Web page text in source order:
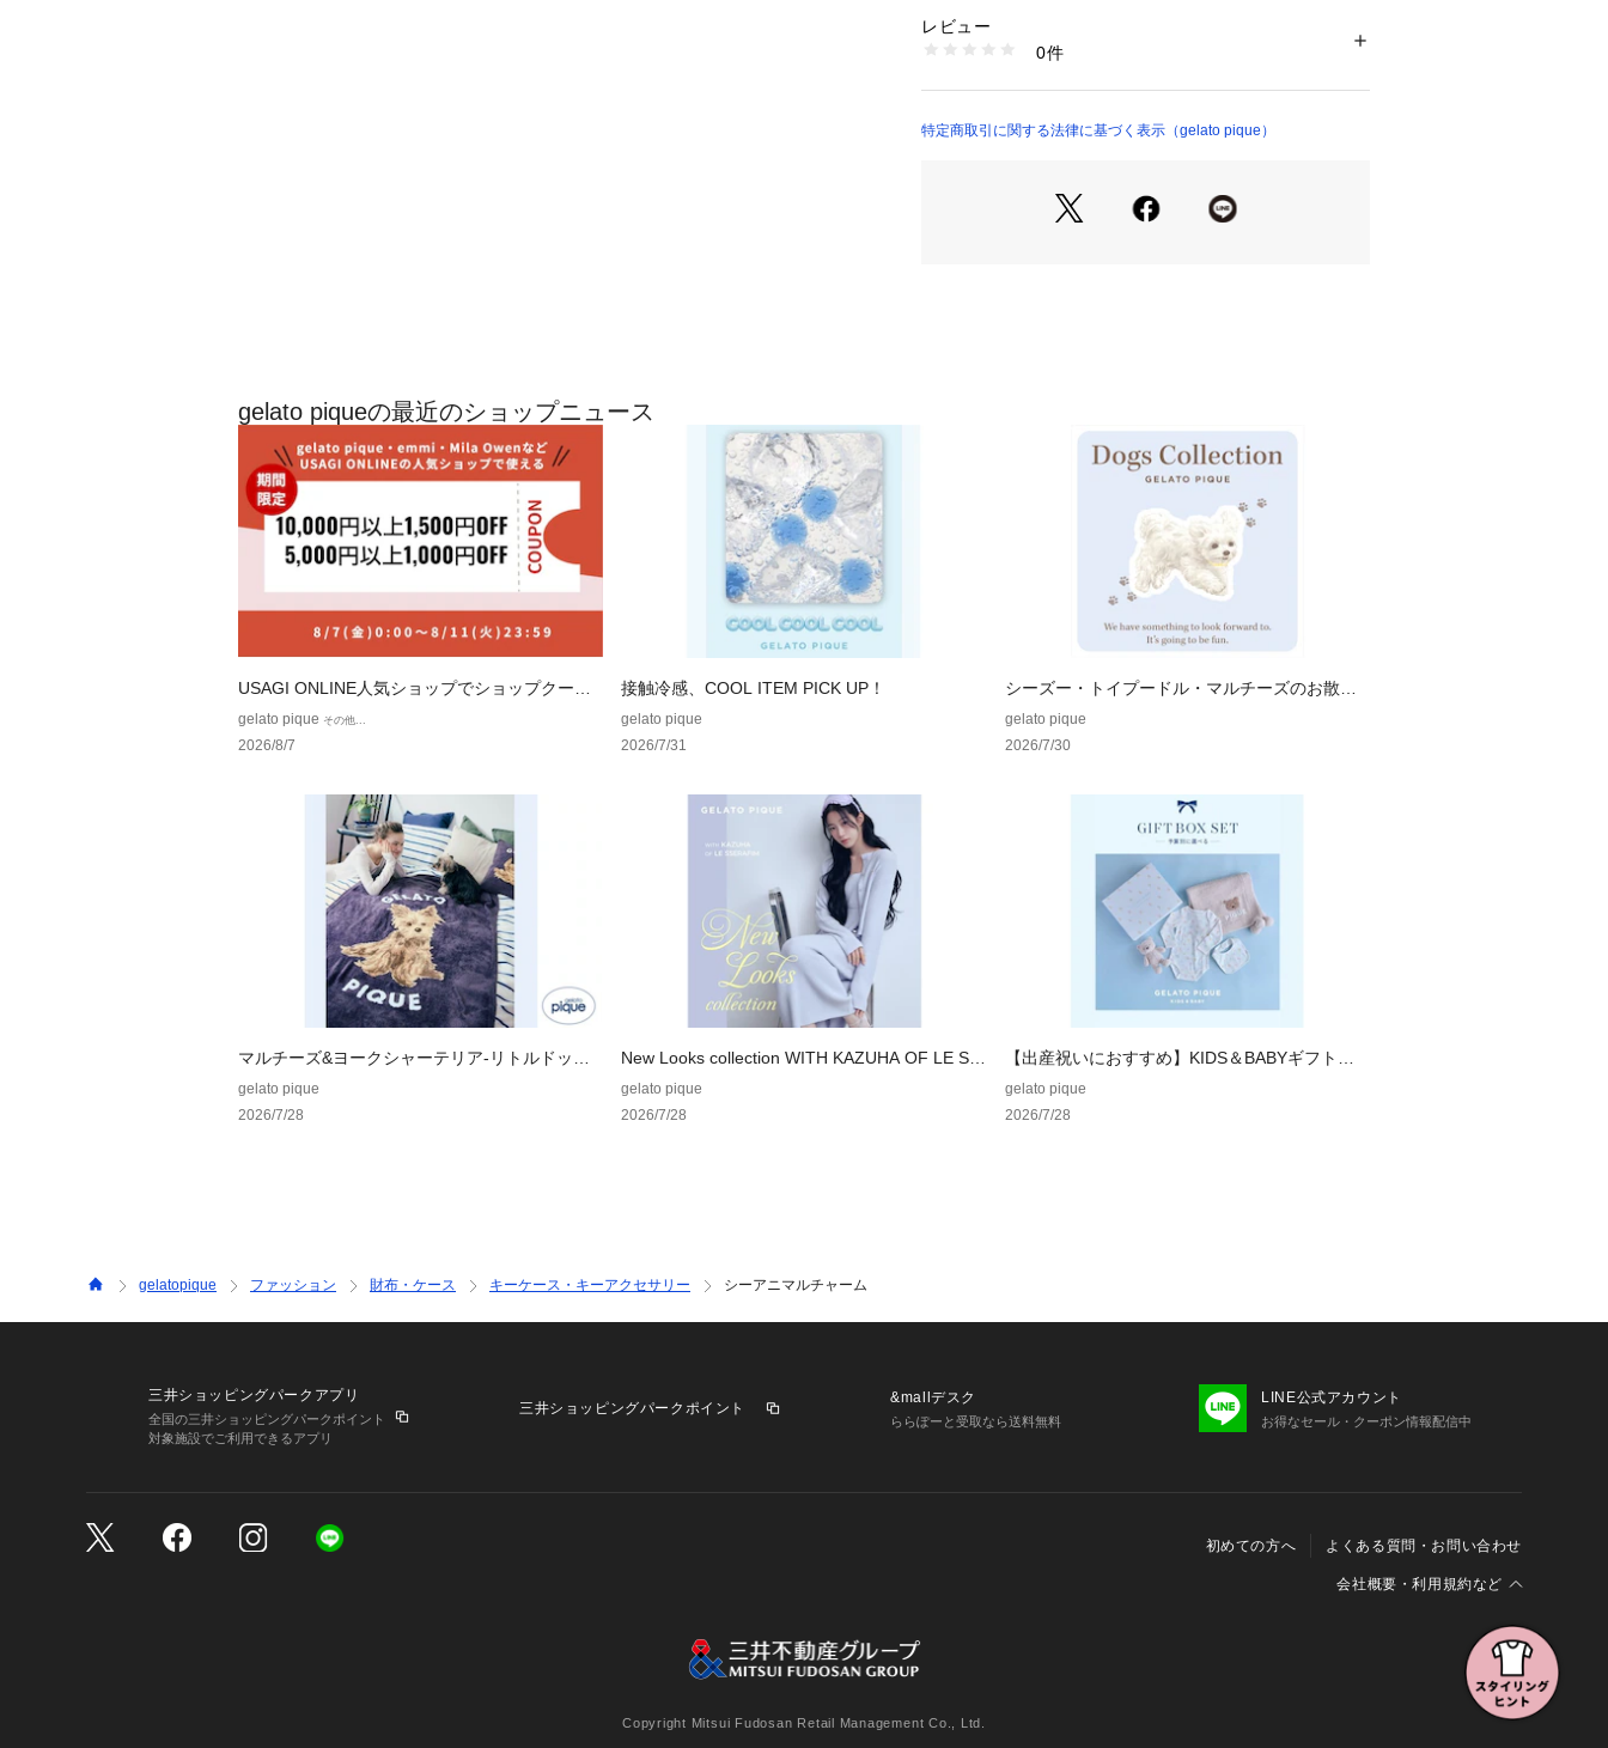
す。いずれもお魚型のロゴ入りパーツが付属。バッグの
ハンドルなど、お好みの場所に付けてお楽しみくださ
ブラウン（セイウチ）の5種類。同シリーズのルームウ
※仕様上個体差がございます。あらかじめご了承くださ
商品の色味は、商品単品画像をご参照下さい。
※商品画像はサンプルのため、色味やサイズ等の仕様に
変更がある場合がございますので、予めご了承くださ
生産国：中国
1620100023165
レビュー
0件
特定商取引に関する法律に基づく表示（gelato pique）
gelato piqueの最近のショップニュース
USAGI ONLINE人気ショップでショップクーポ
ン配布中！
gelato pique その他...
2026/8/7
接触冷感、COOL ITEM PICK UP！
gelato pique
2026/7/31
シーズー・トイプードル・マルチーズのお散歩
ドッグシリーズ
gelato pique
2026/7/30
マルチーズ&ヨークシャーテリア-リトルドッグ
ズシリーズ-
gelato pique
2026/7/28
New Looks collection WITH KAZUHA OF LE SS
ERAFIM
gelato pique
2026/7/28
【出産祝いにおすすめ】KIDS＆BABYギフト特
集
gelato pique
2026/7/28
gelatopique ファッション 財布・ケース キーケース・キーアクセサリー シーアニマルチャーム
三井ショッピングパークアプリ
全国の三井ショッピングパークポイント
対象施設でご利用できるアプリ
三井ショッピングパークポイント
&mallデスク
ららぽーと受取なら送料無料
LINE公式アカウント
お得なセール・クーポン情報配信中
初めての方へ よくある質問・お問い合わせ
会社概要・利用規約など
特定商取引に関する法律に基づく表示
個人情報保護方針 個人情報の取り扱いについて
Cookieおよびアクセスログについて
三井不動産グループ ソーシャルメディアガイドライン
Copyright Mitsui Fudosan Retail Management Co., Ltd.